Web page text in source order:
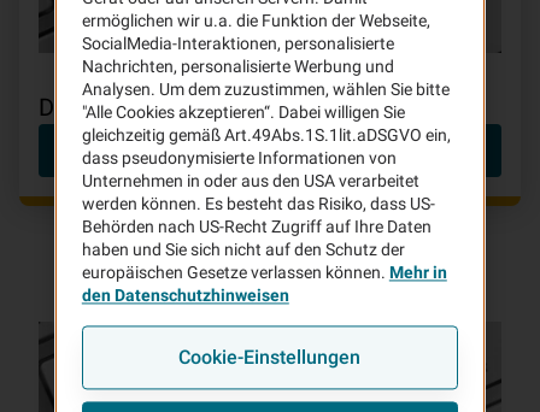
Datenschutzhinweise
Datenschutzhinweise
ermöglichen wir u.a. die Funktion der Webseite,
SocialMedia-Interaktionen, personalisierte
Nachrichten, personalisierte Werbung und
Analysen. Um dem zuzustimmen, wählen Sie bitte
"Alle Cookies akzeptieren“. Dabei willigen Sie
gleichzeitig gemäß Art.49Abs.1S.1lit.aDSGVO ein,
dass pseudonymisierte Informationen von
Unternehmen in oder aus den USA verarbeitet
werden können. Es besteht das Risiko, dass US-
Behörden nach US-Recht Zugriff auf Ihre Daten
haben und Sie sich nicht auf den Schutz der
europäischen Gesetze verlassen können. Mehr in
den Datenschutzhinweisen
Cookie-Einstellungen